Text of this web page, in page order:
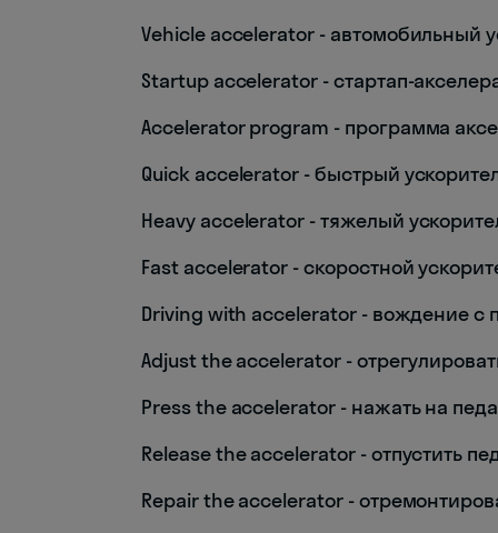
Vehicle accelerator - автомобильный
Startup accelerator - стартап-
Accelerator program - программа
Quick accelerator - быстрый
Heavy accelerator - тяжелый
Fast accelerator - скоростной
Driving with accelerator - вождение с
Adjust the accelerator -
Press the accelerator - нажать на
Release the accelerator - отпустить
Repair the accelerator -